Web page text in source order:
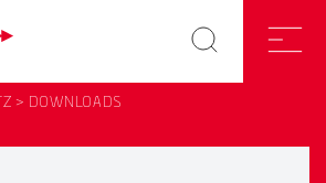
DOWNLOADS